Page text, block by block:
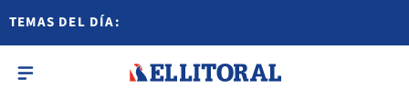
TEMAS DEL DÍA: